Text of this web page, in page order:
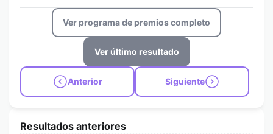
Ver programa de premios completo
Ver último resultado
Anterior Siguiente
Resultados anteriores